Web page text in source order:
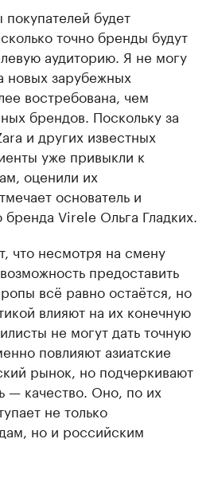
будет
точно бренды будут
аудиторию. Я не могу
новых зарубежных
востребована, чем
брендов. Поскольку за
и других известных
уже привыкли к
оценили их
основатель и
Virele Ольга Гладких.
что несмотря на смену
предоставить
всё равно остаётся, но
влияют на их конечную
не могут дать точную
повлияют азиатские
рынок, но подчеркивают
— качество. Оно, по их
не только
но и российским